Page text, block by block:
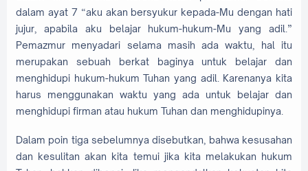
dalam ayat 7 “aku akan bersyukur kepada-Mu dengan hati
jujur, apabila aku belajar hukum-hukum-Mu yang adil.”
Pemazmur menyadari selama masih ada waktu, hal itu
merupakan sebuah berkat baginya untuk belajar dan
menghidupi hukum-hukum Tuhan yang adil. Karenanya kita
harus menggunakan waktu yang ada untuk belajar dan
menghidupi firman atau hukum Tuhan dan menghidupinya.
Dalam poin tiga sebelumnya disebutkan, bahwa kesusahan
dan kesulitan akan kita temui jika kita melakukan hukum